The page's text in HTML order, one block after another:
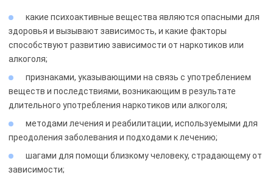
какие психоактивные вещества являются опасными для
здоровья и вызывают зависимость, и какие факторы
способствуют развитию зависимости от наркотиков или
алкоголя;
признаками, указывающими на связь с употреблением
веществ и последствиями, возникающим в результате
длительного употребления наркотиков или алкоголя;
методами лечения и реабилитации, используемыми для
преодоления заболевания и подходами к лечению;
шагами для помощи близкому человеку, страдающему от
зависимости;